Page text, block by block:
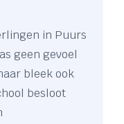
in Puurs
geen gevoel
bleek ook
besloot